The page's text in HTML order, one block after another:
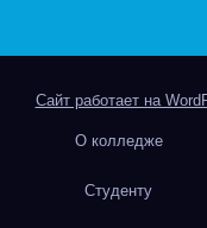
Сайт работает на
О колледже
Студенту